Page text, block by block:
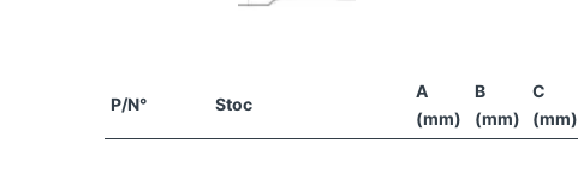
P/N° Stoc
A
(mm)
B
(mm)
C
(mm)